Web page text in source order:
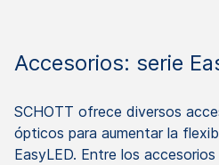
Accesorios: serie
SCHOTT ofrece diversos
ópticos para aumentar la
EasyLED. Entre los